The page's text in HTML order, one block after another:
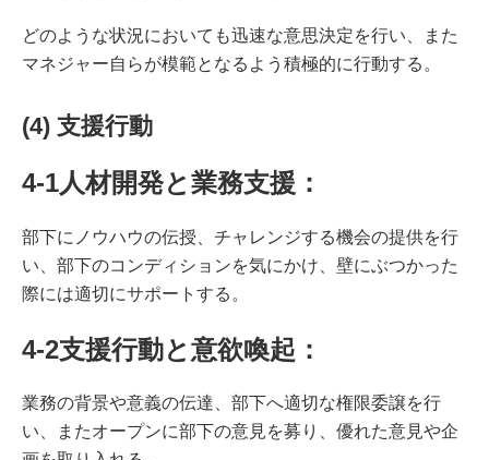
どのような状況においても迅速な意思決定を行い、また
マネジャー自らが模範となるよう積極的に行動する。
(4) 支援行動
4-1人材開発と業務支援：
部下にノウハウの伝授、チャレンジする機会の提供を行
い、部下のコンディションを気にかけ、壁にぶつかった
際には適切にサポートする。
4-2支援行動と意欲喚起：
業務の背景や意義の伝達、部下へ適切な権限委譲を行
い、またオープンに部下の意見を募り、優れた意見や企